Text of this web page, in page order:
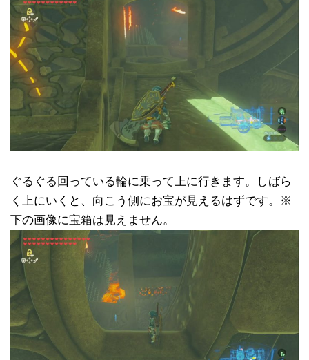
ぐるぐる回っている輪に乗って上に行きます。しばら
く上にいくと、向こう側にお宝が見えるはずです。※
下の画像に宝箱は見えません。